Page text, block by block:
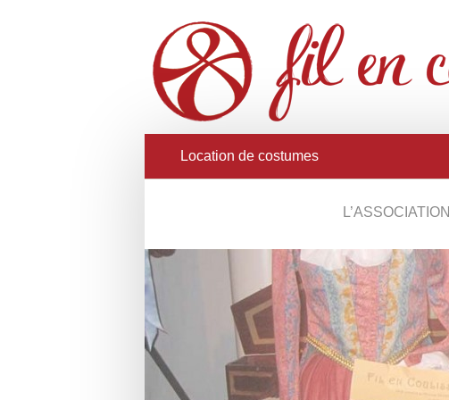
Location de costumes
L’ASSOCIATION